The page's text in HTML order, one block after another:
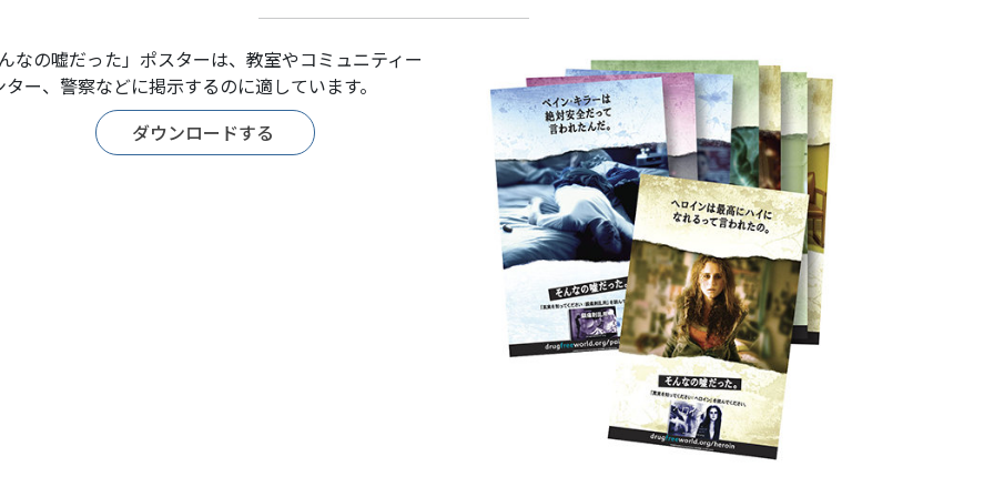
なの嘘だった」ポスターは、教室やコミュニティー
ター、警察などに掲示するのに適しています。
ダウンロードする